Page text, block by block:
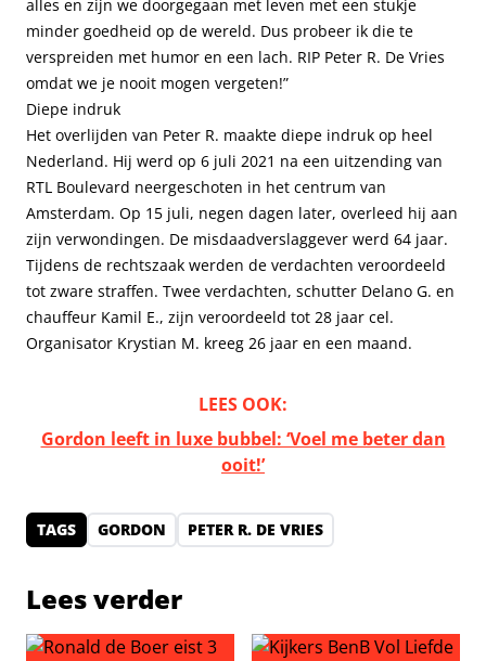
alles en zijn we doorgegaan met leven met een stukje
minder goedheid op de wereld. Dus probeer ik die te
verspreiden met humor en een lach. RIP Peter R. De Vries
omdat we je nooit mogen vergeten!”
Diepe indruk
Het overlijden van Peter R. maakte diepe indruk op heel
Nederland. Hij werd op 6 juli 2021 na een uitzending van
RTL Boulevard neergeschoten in het centrum van
Amsterdam. Op 15 juli, negen dagen later, overleed hij aan
zijn verwondingen. De misdaadverslaggever werd 64 jaar.
Tijdens de rechtszaak werden de verdachten veroordeeld
tot zware straffen. Twee verdachten, schutter Delano G. en
chauffeur Kamil E., zijn veroordeeld tot 28 jaar cel.
Organisator Krystian M. kreeg 26 jaar en een maand.
LEES OOK:
Gordon leeft in luxe bubbel: ‘Voel me beter dan
ooit!’
TAGS GORDON PETER R. DE VRIES
Lees verder